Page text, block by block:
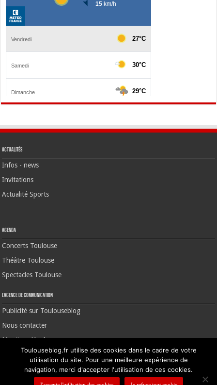
Actualités
Infos - news
Invitations
Actualité Sports
Agenda
Concerts Toulouse
Théâtre Toulouse
Spectacles Toulouse
L’agence de communication
Publicité sur Toulouseblog
Nous contacter
Mentions légales
©2006-2026 Toulouse Blog | CNIL N° 1391640
Toulouseblog.fr utilise des cookies dans le cadre de votre
utilisation du site. Pour une meilleure expérience de
navigation, merci d'accepter l'utilisation de ces cookies.